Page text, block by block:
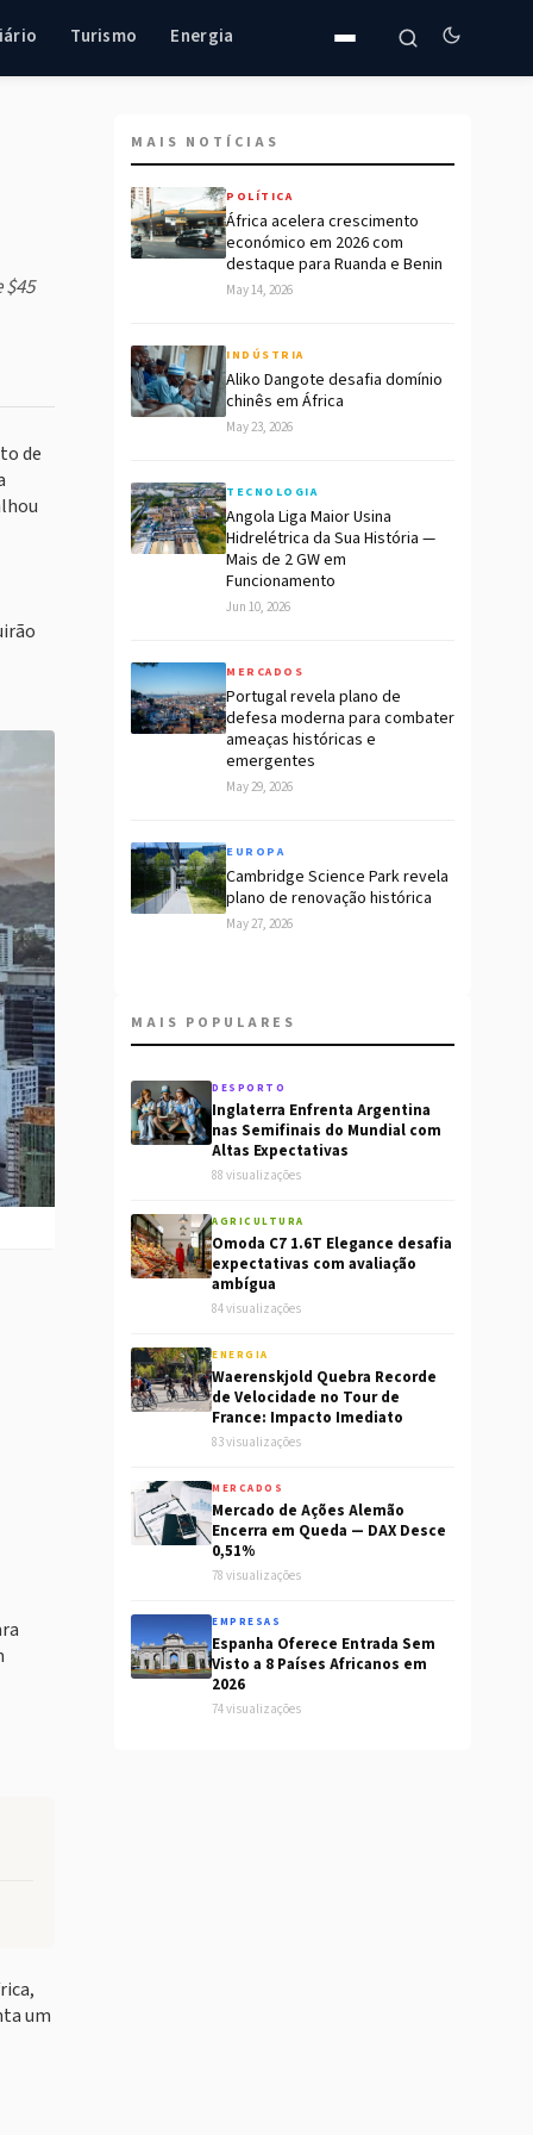
Turismo Energia
de
um
MAIS NOTÍCIAS
POLÍTICA
África acelera crescimento
económico em 2026 com
destaque para Ruanda e Benin
May 14, 2026
INDÚSTRIA
Aliko Dangote desafia domínio
chinês em África
May 23, 2026
TECNOLOGIA
Angola Liga Maior Usina
Hidrelétrica da Sua História —
Mais de 2 GW em
Funcionamento
Jun 10, 2026
MERCADOS
Portugal revela plano de
defesa moderna para combater
ameaças históricas e
emergentes
May 29, 2026
EUROPA
Cambridge Science Park revela
plano de renovação histórica
May 27, 2026
MAIS POPULARES
DESPORTO
Inglaterra Enfrenta Argentina
nas Semifinais do Mundial com
Altas Expectativas
88 visualizações
AGRICULTURA
Omoda C7 1.6T Elegance desafia
expectativas com avaliação
ambígua
84 visualizações
ENERGIA
Waerenskjold Quebra Recorde
de Velocidade no Tour de
France: Impacto Imediato
83 visualizações
MERCADOS
Mercado de Ações Alemão
Encerra em Queda — DAX Desce
0,51%
78 visualizações
EMPRESAS
Espanha Oferece Entrada Sem
Visto a 8 Países Africanos em
2026
74 visualizações